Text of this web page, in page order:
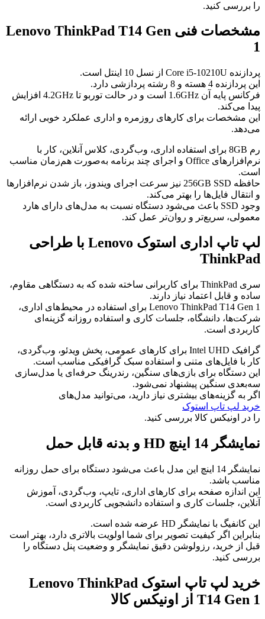
را بررسی کنید.
مشخصات فنی Lenovo ThinkPad T14 Gen
1
پردازنده Core i5-10210U از نسل 10 اینتل است.
این پردازنده 4 هسته و 8 رشته پردازشی دارد.
فرکانس پایه آن 1.6GHz است و در حالت توربو تا 4.2GHz افزایش
پیدا می‌کند.
این مشخصات برای کارهای روزمره و اداری عملکرد خوبی ارائه
می‌دهد.
رم 8GB برای استفاده اداری، وب‌گردی، کلاس آنلاین، کار با
نرم‌افزارهای Office و اجرای چند برنامه به‌صورت هم‌زمان مناسب
است.
حافظه 256GB SSD نیز سرعت اجرای ویندوز، باز شدن نرم‌افزارها
و انتقال فایل‌ها را بهتر می‌کند.
وجود SSD باعث می‌شود دستگاه نسبت به مدل‌های دارای هارد
معمولی، سریع‌تر و روان‌تر عمل کند.
لپ تاپ اداری استوک Lenovo با طراحی
ThinkPad
سری ThinkPad برای کاربرانی ساخته شده که به دستگاهی مقاوم،
ساده و قابل اعتماد نیاز دارند.
Lenovo ThinkPad T14 Gen 1 برای استفاده در محیط‌های اداری،
شرکت‌ها، دانشگاه، جلسات کاری و استفاده روزانه گزینه‌ای
کاربردی است.
گرافیک Intel UHD برای کارهای عمومی، پخش ویدئو، وب‌گردی،
کار با فایل‌های متنی و استفاده سبک گرافیکی مناسب است.
این دستگاه برای بازی‌های سنگین، رندرینگ حرفه‌ای یا مدل‌سازی
سه‌بعدی سنگین پیشنهاد نمی‌شود.
اگر به گزینه‌های بیشتری نیاز دارید، می‌توانید مدل‌های
خرید لپ تاپ استوک
را در اونیکس کالا بررسی کنید.
نمایشگر 14 اینچ HD و بدنه قابل حمل
نمایشگر 14 اینچ این مدل باعث می‌شود دستگاه برای حمل روزانه
مناسب باشد.
این اندازه صفحه برای کارهای اداری، تایپ، وب‌گردی، آموزش
آنلاین، جلسات کاری و استفاده دانشجویی کاربردی است.
این کانفیگ با نمایشگر HD عرضه شده است.
بنابراین اگر کیفیت تصویر برای شما اولویت بالاتری دارد، بهتر است
قبل از خرید، رزولوشن دقیق نمایشگر و وضعیت پنل دستگاه را
بررسی کنید.
خرید لپ تاپ استوک Lenovo ThinkPad
T14 Gen 1 از اونیکس کالا